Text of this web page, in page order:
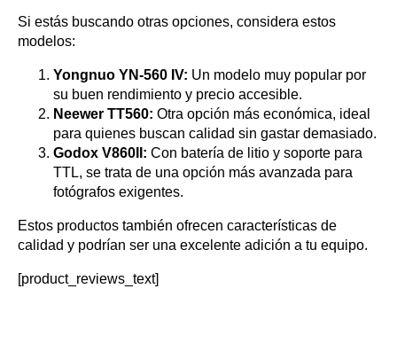
Si estás buscando otras opciones, considera estos
modelos:
Yongnuo YN-560 IV: Un modelo muy popular por
su buen rendimiento y precio accesible.
Neewer TT560: Otra opción más económica, ideal
para quienes buscan calidad sin gastar demasiado.
Godox V860II: Con batería de litio y soporte para
TTL, se trata de una opción más avanzada para
fotógrafos exigentes.
Estos productos también ofrecen características de
calidad y podrían ser una excelente adición a tu equipo.
[product_reviews_text]